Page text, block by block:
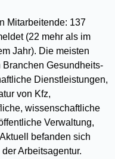
Mitarbeitende: 137
(22 mehr als im
Jahr). Die meisten
Gesundheits-
Dienstleistungen,
von Kfz,
wissenschaftliche
Verwaltung,
befanden sich
Arbeitsagentur.